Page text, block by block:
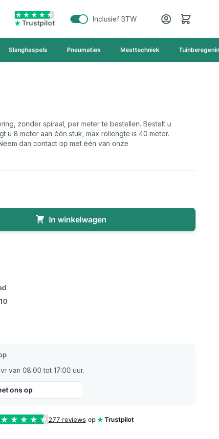
Trustpilot Inclusief BTW Cart
Slanghaspels Pneumatiek Mesttechniek
zonder spiraal, per meter te bestellen. Bestelt u
u 8 meter aan één stuk, max rollengte is 40 meter.
dan contact op met één van onze
In winkelwagen
van 08:00 tot 17:00 uur.
ons op
277 reviews op Trustpilot